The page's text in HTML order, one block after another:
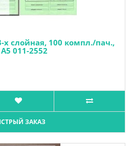
х слойная, 100 компл./пач.,
011-2552
ЗАКАЗ